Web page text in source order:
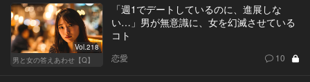
Vol.218
男と女の答えあわせ【Q】
「週1でデートしているのに、進展しな
い…」男が無意識に、女を幻滅させている
コト
恋愛 10